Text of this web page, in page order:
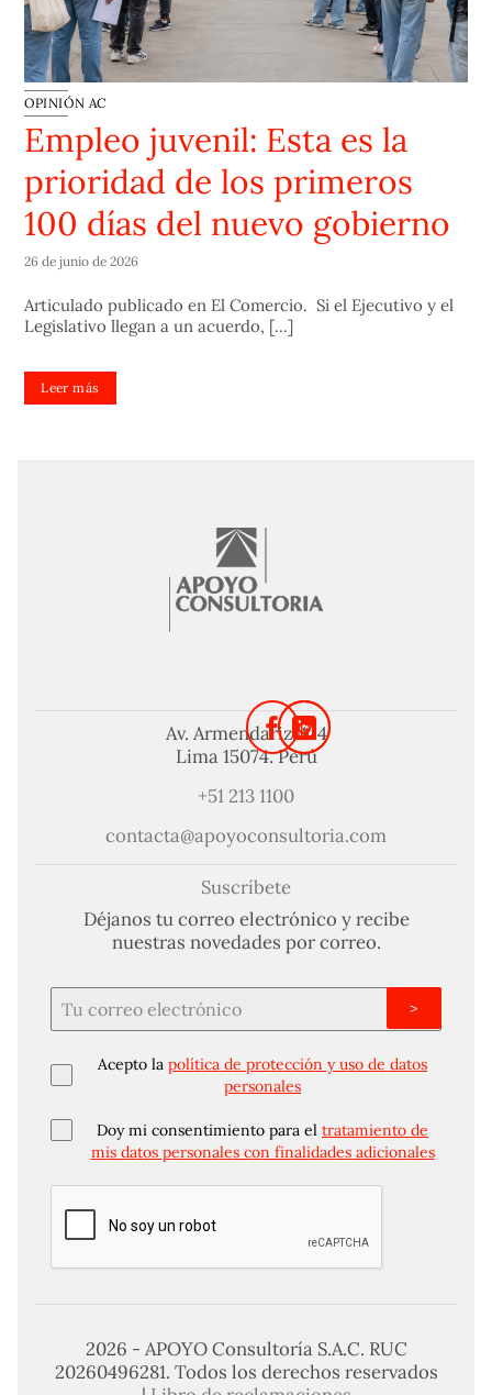
OPINIÓN AC
Empleo juvenil: Esta es la
prioridad de los primeros
100 días del nuevo gobierno
26 de junio de 2026
Articulado publicado en El Comercio. Si el Ejecutivo y el
Legislativo llegan a un acuerdo, [...]
Leer más
Av. Armendariz 424
Lima 15074. Perú
+51 213 1100
contacta@apoyoconsultoria.com
Suscríbete
Déjanos tu correo electrónico y recibe
nuestras novedades por correo.
Acepto la política de protección y uso de datos
personales
Doy mi consentimiento para el tratamiento de
mis datos personales con finalidades adicionales
>
2026 - APOYO Consultoría S.A.C. RUC
20260496281. Todos los derechos reservados